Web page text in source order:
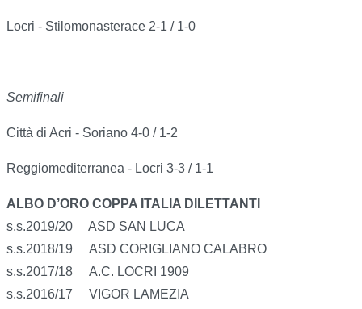
Locri - Stilomonasterace 2-1 / 1-0
Semifinali
Città di Acri - Soriano 4-0 / 1-2
Reggiomediterranea - Locri 3-3 / 1-1
ALBO D’ORO COPPA ITALIA DILETTANTI
s.s.2019/20 ASD SAN LUCA
s.s.2018/19 ASD CORIGLIANO CALABRO
s.s.2017/18 A.C. LOCRI 1909
s.s.2016/17 VIGOR LAMEZIA